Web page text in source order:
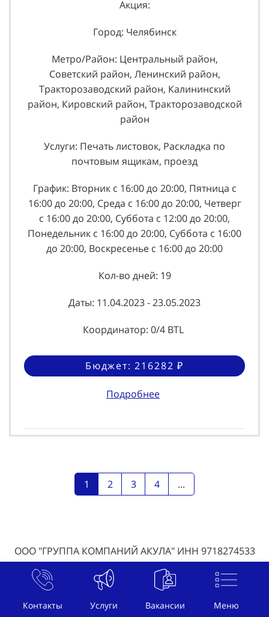
Контакты Услуги Вакансии Меню
Акция:
Город: Челябинск
Метро/Район: Центральный район,
Советский район, Ленинский район,
Тракторозаводский район, Калининский
район, Кировский район, Тракторозаводской
район
Услуги: Печать листовок, Раскладка по
почтовым ящикам, проезд
График: Вторник с 16:00 до 20:00, Пятница с
16:00 до 20:00, Среда с 16:00 до 20:00, Четверг
с 16:00 до 20:00, Суббота с 12:00 до 20:00,
Понедельник с 16:00 до 20:00, Суббота с 16:00
до 20:00, Воскресенье с 16:00 до 20:00
Кол-во дней: 19
Даты: 11.04.2023 - 23.05.2023
Координатор: 0/4 BTL
Бюджет: 216282 ₽
Подробнее
1 2 3 4 ...
ООО "ГРУППА КОМПАНИЙ АКУЛА" ИНН 9718274533
КПП 770301001
© 107014, г. Москва, ул. Гастелло, 37 , телефон
+74993806463, почта welcome@btl-akula.ru